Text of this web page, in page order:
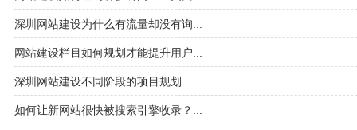
深圳网站建设为什么有流量却没有询...
网站建设栏目如何规划才能提升用户...
深圳网站建设不同阶段的项目规划
如何让新网站很快被搜索引擎收录？...